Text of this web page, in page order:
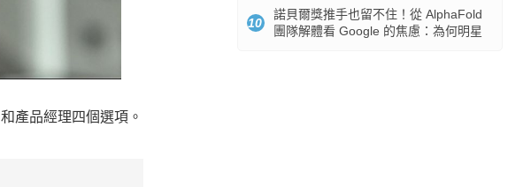
產品經理四個選項。
10
諾貝爾獎推手也留不住！從 AlphaFold
團隊解體看 Google 的焦慮：為何明星